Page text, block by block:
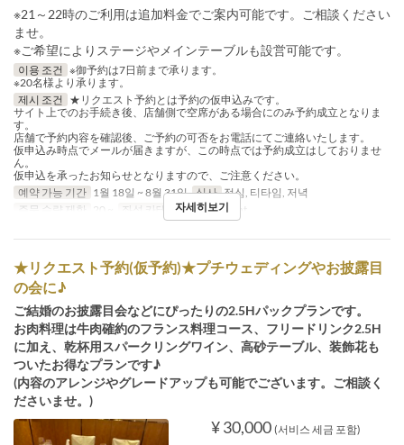
※21～22時のご利用は追加料金でご案内可能です。ご相談ください
ませ。
※ご希望によりステージやメインテーブルも設営可能です。
이용 조건 ※御予約は7日前まで承ります。
※20名様より承ります。
제시 조건
★リクエスト予約とは予約の仮申込みです。
サイト上でのお手続き後、店舗側で空席がある場合にのみ予約成立となりま
す。
店舗で予約内容を確認後、ご予約の可否をお電話にてご連絡いたします。
仮申込み時点でメールが届きますが、この時点では予約成立はしておりませ
ん。
仮申込を承ったお知らせとなりますので、ご注意ください。
예약 가능 기간 1월 18일 ~ 8월 31일 식사 점심, 티타임, 저녁
주문 수량 제한
20 ~ 좌석 카테고리 Restaurant
자세히보기
★リクエスト予約(仮予約)★プチウェディングやお披露目
の会に♪
ご結婚のお披露目会などにぴったりの2.5Hパックプランです。
お肉料理は牛肉確約のフランス料理コース、フリードリンク2.5H
に加え、乾杯用スパークリングワイン、高砂テーブル、装飾花も
ついたお得なプランです♪
(内容のアレンジやグレードアップも可能でございます。ご相談く
ださいませ。)
¥ 30,000 (서비스 세금 포함)